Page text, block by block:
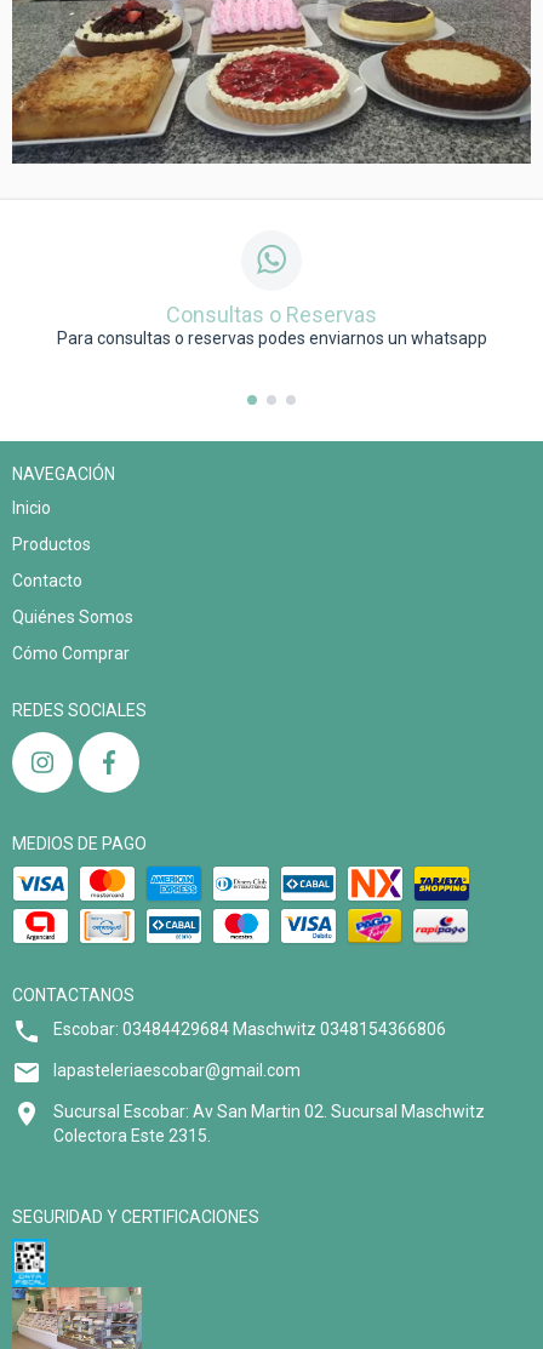
Consultas o Reservas
Para consultas o reservas podes enviarnos un whatsapp
NAVEGACIÓN
Inicio
Productos
Contacto
Quiénes Somos
Cómo Comprar
REDES SOCIALES
MEDIOS DE PAGO
CONTACTANOS
Escobar: 03484429684 Maschwitz 0348154366806
lapasteleriaescobar@gmail.com
Sucursal Escobar: Av San Martin 02. Sucursal Maschwitz
Colectora Este 2315.
SEGURIDAD Y CERTIFICACIONES